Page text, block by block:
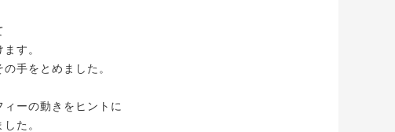
す。
手をとめました。
ーの動きをヒントに
た。